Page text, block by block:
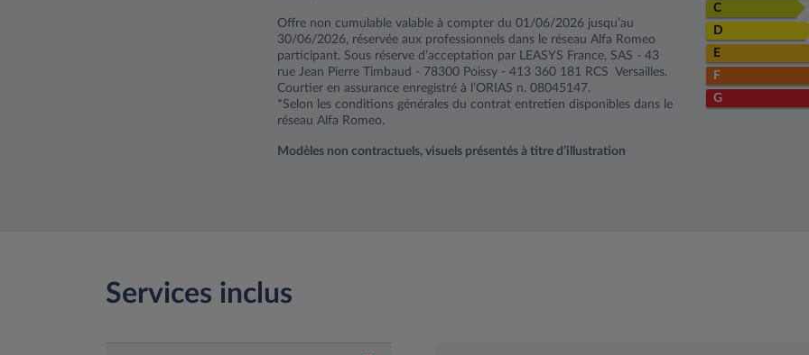
Offre non cumulable valable à compter du 01/06/2026 jusqu’au
30/06/2026, réservée aux professionnels dans le réseau Alfa Romeo
participant. Sous réserve d’acceptation par LEASYS France, SAS - 43
rue Jean Pierre Timbaud - 78300 Poissy - 413 360 181 RCS Versailles.
Courtier en assurance enregistré à l’ORIAS n. 08045147.
*Selon les conditions générales du contrat entretien disponibles dans le
réseau Alfa Romeo.
Modèles non contractuels, visuels présentés à titre d’illustration
C
D
E
F
G
Services inclus